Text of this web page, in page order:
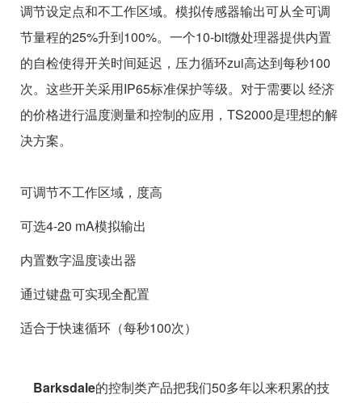
调节设定点和不工作区域。模拟传感器输出可从全可调
节量程的25%升到100%。一个10-bit微处理器提供内置
的自检使得开关时间延迟，压力循环zui高达到每秒100
次。这些开关采用IP65标准保护等级。对于需要以 经济
的价格进行温度测量和控制的应用，TS2000是理想的解
决方案。
可调节不工作区域，度高
可选4-20 mA模拟输出
内置数字温度读出器
通过键盘可实现全配置
适合于快速循环（每秒100次）
Barksdale的控制类产品把我们50多年以来积累的技